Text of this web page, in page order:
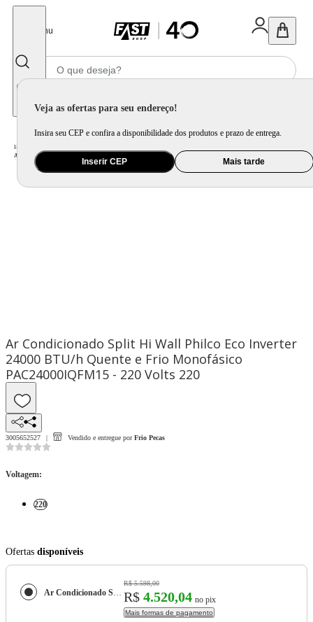
Menu
Veja as ofertas para seu endereço!
Insira seu CEP e confira a disponibilidade dos produtos e prazo de entrega.
Inserir CEP Mais tarde
Home
Ar Condicionado Split Hi Wall Philco Eco Inverter 24000 BTU/h Quente e Frio Monofásico PAC24000IQFM15 - 220 Volts
Ar Condicionado Split Hi Wall Philco Eco Inverter
24000 BTU/h Quente e Frio Monofásico
PAC24000IQFM15 - 220 Volts 220
3005652527 Vendido e entregue por Frio Pecas
Voltagem:
220
Ofertas disponíveis
Ar Condicionado Split Hi Wall Philco Eco Inverter 24000 BTU/h Quente e Frio Monofásico PAC24000IQFM15 - 220 Volts
R$ 5.598,00
R$ 4.520,04 no pix
Mais formas de pagamento